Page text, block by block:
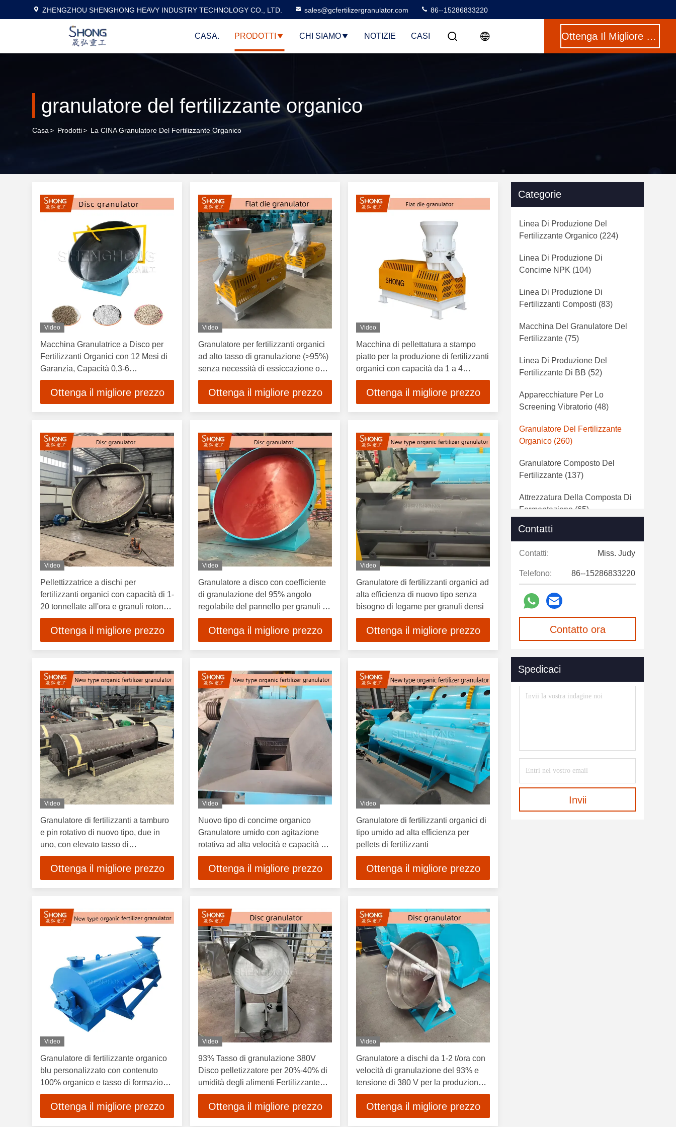
ZHENGZHOU SHENGHONG HEAVY INDUSTRY TECHNOLOGY CO., LTD. sales@gcfertilizergranulator.com 86--15286833220
CASA. PRODOTTI CHI SIAMO NOTIZIE CASI Ottenga Il Migliore Prezzo
granulatore del fertilizzante organico
Casa> Prodotti> La CINA Granulatore Del Fertilizzante Organico
Video
Macchina Granulatrice a Disco per
Fertilizzanti Organici con 12 Mesi di
Garanzia, Capacità 0,3-6
tonnellate/ora e Peso 2 tonnellate
Ottenga il migliore prezzo
Video
Granulatore per fertilizzanti organici
ad alto tasso di granulazione (>95%)
senza necessità di essiccazione o
frantumazione e a risparmio
energetico
Ottenga il migliore prezzo
Video
Macchina di pellettatura a stampo
piatto per la produzione di fertilizzanti
organici con capacità da 1 a 4
tonnellate all'ora e tasso di
granulazione ≥ 95%
Ottenga il migliore prezzo
Video
Pellettizzatrice a dischi per
fertilizzanti organici con capacità di 1-
20 tonnellate all'ora e granuli rotondi
380V/50Hz
Ottenga il migliore prezzo
Video
Granulatore a disco con coefficiente
di granulazione del 95% angolo
regolabile del pannello per granuli di
fertilizzante a sfera rotonda
Ottenga il migliore prezzo
Video
Granulatore di fertilizzanti organici ad
alta efficienza di nuovo tipo senza
bisogno di legame per granuli densi
Ottenga il migliore prezzo
Video
Granulatore di fertilizzanti a tamburo
e pin rotativo di nuovo tipo, due in
uno, con elevato tasso di
granulazione ≥ 90% e pin sostitutivi a
carburo di tungsteno per umidità
compressa tra il 15% e il 25%
Ottenga il migliore prezzo
Video
Nuovo tipo di concime organico
Granulatore umido con agitazione
rotativa ad alta velocità e capacità da
1 a 5 tonnellate all'ora per un
contenuto di umidità compreso tra il
20% e il 40%
Ottenga il migliore prezzo
Video
Granulatore di fertilizzanti organici di
tipo umido ad alta efficienza per
pellets di fertilizzanti
Ottenga il migliore prezzo
Video
Granulatore di fertilizzante organico
blu personalizzato con contenuto
100% organico e tasso di formazione
del 98%
Ottenga il migliore prezzo
Video
93% Tasso di granulazione 380V
Disco pelletizzatore per 20%-40% di
umidità degli alimenti Fertilizzante
organico e produzione di palline di
fanghi
Ottenga il migliore prezzo
Video
Granulatore a dischi da 1-2 t/ora con
velocità di granulazione del 93% e
tensione di 380 V per la produzione
di fertilizzanti organici
Ottenga il migliore prezzo
Categorie
Linea Di Produzione Del
Fertilizzante Organico (224)
Linea Di Produzione Di
Concime NPK (104)
Linea Di Produzione Di
Fertilizzanti Composti (83)
Macchina Del Granulatore Del
Fertilizzante (75)
Linea Di Produzione Del
Fertilizzante Di BB (52)
Apparecchiature Per Lo
Screening Vibratorio (48)
Granulatore Del Fertilizzante
Organico (260)
Granulatore Composto Del
Fertilizzante (137)
Attrezzatura Della Composta Di
Fermentazione (65)
Fertilizzante Che Schiaccia
Macchina(29)
A Cinghia
Tamburo Essiccatore Rotatorio
Macchina D'asciugamento Del
Impacchettatrice Del
Fertilizzante(42)
Sistema Di Confezionamento
Polvere(7)
Attrezzatura Mescolantesi
(1)
Contatti
Contatti: Miss. Judy
Telefono: 86--15286833220
Contatto ora
Spedicaci
Invii